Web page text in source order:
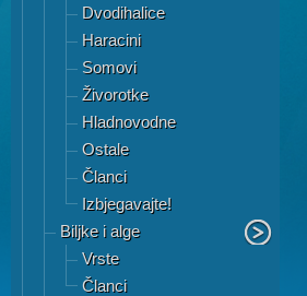
Dvodihalice
Haracini
Somovi
Živorotke
Hladnovodne
Ostale
Članci
Izbjegavajte!
Biljke i alge
Vrste
Članci